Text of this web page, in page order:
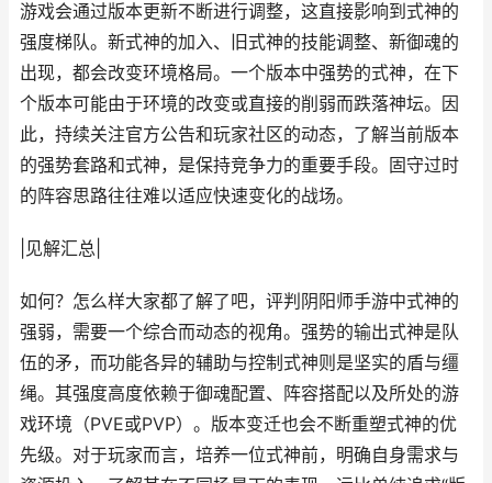
游戏会通过版本更新不断进行调整，这直接影响到式神的
强度梯队。新式神的加入、旧式神的技能调整、新御魂的
出现，都会改变环境格局。一个版本中强势的式神，在下
个版本可能由于环境的改变或直接的削弱而跌落神坛。因
此，持续关注官方公告和玩家社区的动态，了解当前版本
的强势套路和式神，是保持竞争力的重要手段。固守过时
的阵容思路往往难以适应快速变化的战场。
|见解汇总|
如何？怎么样大家都了解了吧，评判阴阳师手游中式神的
强弱，需要一个综合而动态的视角。强势的输出式神是队
伍的矛，而功能各异的辅助与控制式神则是坚实的盾与缰
绳。其强度高度依赖于御魂配置、阵容搭配以及所处的游
戏环境（PVE或PVP）。版本变迁也会不断重塑式神的优
先级。对于玩家而言，培养一位式神前，明确自身需求与